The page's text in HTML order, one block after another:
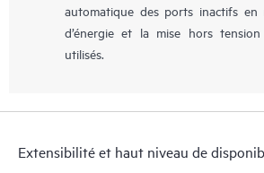
automatique des ports inactifs en
d’énergie et la mise hors
utilisés.
Extensibilité et haut niveau de